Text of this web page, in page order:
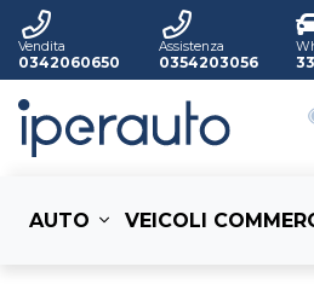
Vendita
0342060650
Assistenza
0354203056
AUTO VEICOLI